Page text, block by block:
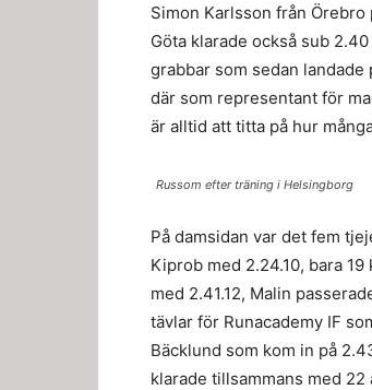
Simon Karlsson från
Göta klarade också sub
grabbar som sedan
där som representant för
är alltid att titta på hur
Russom efter träning i Helsingborg
På damsidan var det fem
Kiprob med 2.24.10, bara
med 2.41.12, Malin
tävlar för Runacademy IF
Bäcklund som kom in på
klarade tillsammans med 22